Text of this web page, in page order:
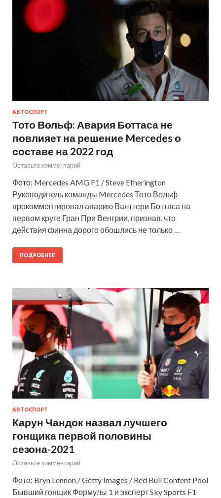
АВТОСПОРТ
Тото Вольф: Авария Боттаса не
повлияет на решение Mercedes о
составе на 2022 год
Оставьте комментарий
Фото: Mercedes AMG F1 / Steve Etherington
Руководитель команды Mercedes Тото Вольф
прокомментировал аварию Валттери Боттаса на
первом круге Гран При Венгрии, признав, что
действия финна дорого обошлись не только …
ПОДРОБНЕЕ
АВТОСПОРТ
Карун Чандок назвал лучшего
гонщика первой половины
сезона-2021
Оставьте комментарий
Фото: Bryn Lennon / Getty Images / Red Bull Content Pool
Бывший гонщик Формулы 1 и эксперт Sky Sports F1